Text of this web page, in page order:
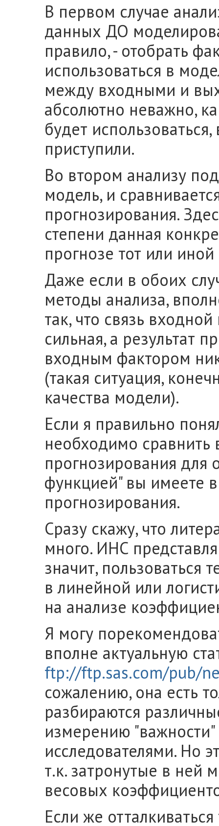
В первом случае
данных ДО
правило, - отобрать
использоваться в
между входными и
абсолютно неважно,
будет
приступили.
Во втором анализу
модель, и
прогнозирования.
степени данная
прогнозе тот или
Даже если в обоих
методы анализа,
так, что связь
сильная, а результат
входным фактором
(такая ситуация,
качества модели).
Если я правильно
необходимо сравнить
прогнозирования для
функцией" вы имеете в
прогнозирования.
Сразу скажу, что
много. ИНС
значит, пользоваться
в линейной или
на анализе
Я могу
вполне актуальную
ftp://ftp.sas.com/pub/
сожалению, она есть
разбираются
измерению "важности"
исследователями. Но
т.к. затронутые в ней
весовых
Если же